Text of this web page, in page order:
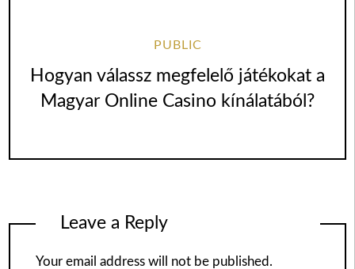
PUBLIC
Hogyan válassz megfelelő játékokat a
Magyar Online Casino kínálatából?
Leave a Reply
Your email address will not be published.